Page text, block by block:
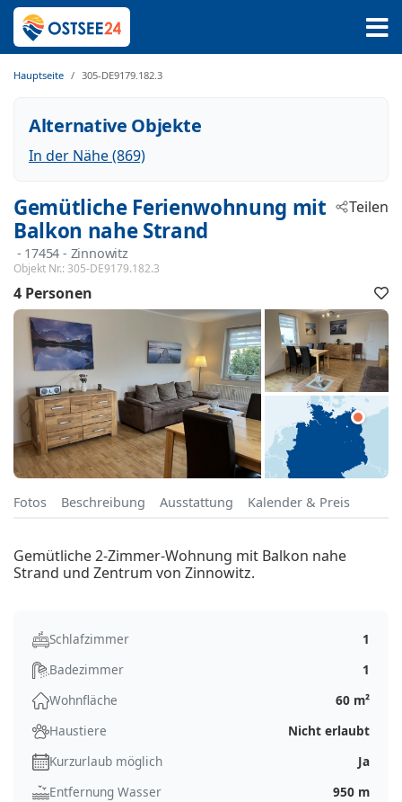
Hauptseite 305-DE9179.182.3
Alternative Objekte
In der Nähe (869)
Gemütliche Ferienwohnung mit
Balkon nahe Strand
- 17454 - Zinnowitz
Objekt Nr.: 305-DE9179.182.3
Teilen
4 Personen
Fotos Beschreibung Ausstattung Kalender & Preis
Gemütliche 2-Zimmer-Wohnung mit Balkon nahe
Strand und Zentrum von Zinnowitz.
Schlafzimmer
1
Badezimmer
1
Wohnfläche
60 m²
Haustiere
Nicht erlaubt
Kurzurlaub möglich
Ja
Entfernung Wasser
950 m